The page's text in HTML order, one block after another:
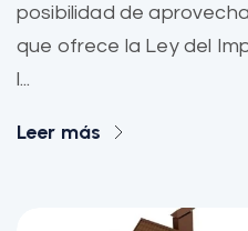
posibilidad de
que ofrece la Ley del
l...
Leer más